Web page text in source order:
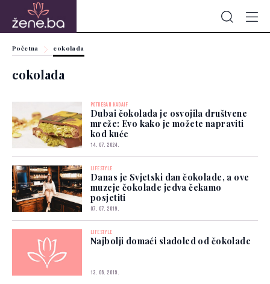
Početna cokolada
cokolada
POTREBAN KADAIF
Dubai čokolada je osvojila društvene
mreže: Evo kako je možete napraviti
kod kuće
14. 07. 2024.
LIFESTYLE
Danas je Svjetski dan čokolade, a ove
muzeje čokolade jedva čekamo
posjetiti
07. 07. 2019.
LIFESTYLE
Najbolji domaći sladoled od čokolade
13. 06. 2019.